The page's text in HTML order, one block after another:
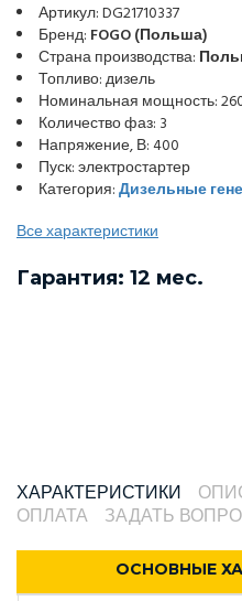
Артикул: DG21710337
Бренд: FOGO (Польша)
Страна производства:
Топливо: дизель
Номинальная мощность:
Количество фаз: 3
Напряжение, В: 400
Пуск: электростартер
Категория:Дизельные
Все характеристики
Гарантия: 12 мес.
ХАРАКТЕРИСТИКИ
ОПЛАТА
ЗАДАТЬ
ОСНОВНЫЕ